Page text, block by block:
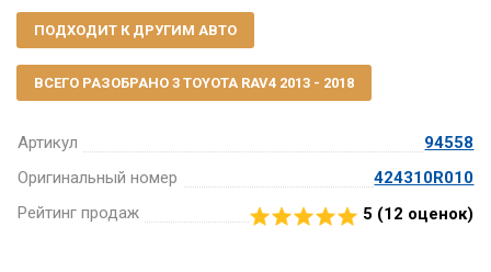
Артикул
94558
Оригинальный номер
424310R010
Рейтинг продаж
5 (12 оценок)
ПОДХОДИТ К ДРУГИМ АВТО
ВСЕГО РАЗОБРАНО 3 TOYOTA RAV4 2013 - 2018